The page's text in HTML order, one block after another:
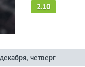
2.10
четверг